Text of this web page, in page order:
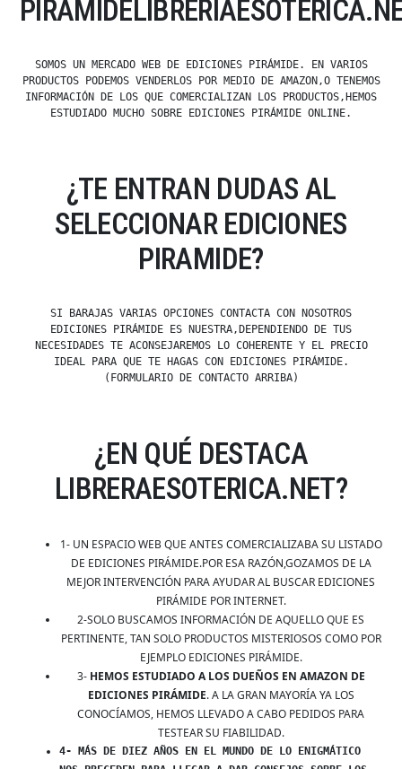
SOMOS UN MERCADO WEB DE EDICIONES PIRÁMIDE. EN VARIOS
PRODUCTOS PODEMOS VENDERLOS POR MEDIO DE AMAZON,O TENEMOS
INFORMACIÓN DE LOS QUE COMERCIALIZAN LOS PRODUCTOS,HEMOS
ESTUDIADO MUCHO SOBRE EDICIONES PIRÁMIDE ONLINE.
¿TE ENTRAN DUDAS AL
SELECCIONAR EDICIONES
PIRAMIDE?
SI BARAJAS VARIAS OPCIONES CONTACTA CON NOSOTROS
EDICIONES PIRÁMIDE ES NUESTRA,DEPENDIENDO DE TUS
NECESIDADES TE ACONSEJAREMOS LO COHERENTE Y EL PRECIO
IDEAL PARA QUE TE HAGAS CON EDICIONES PIRÁMIDE.
(FORMULARIO DE CONTACTO ARRIBA)
¿EN QUÉ DESTACA
LIBRERAESOTERICA.NET?
1- UN ESPACIO WEB QUE ANTES COMERCIALIZABA SU LISTADO
DE EDICIONES PIRÁMIDE.POR ESA RAZÓN,GOZAMOS DE LA
MEJOR INTERVENCIÓN PARA AYUDAR AL BUSCAR EDICIONES
PIRÁMIDE POR INTERNET.
2-SOLO BUSCAMOS INFORMACIÓN DE AQUELLO QUE ES
PERTINENTE, TAN SOLO PRODUCTOS MISTERIOSOS COMO POR
EJEMPLO EDICIONES PIRÁMIDE.
3- HEMOS ESTUDIADO A LOS DUEÑOS EN AMAZON DE
EDICIONES PIRÁMIDE. A LA GRAN MAYORÍA YA LOS
CONOCÍAMOS, HEMOS LLEVADO A CABO PEDIDOS PARA
TESTEAR SU FIABILIDAD.
4- MÁS DE DIEZ AÑOS EN EL MUNDO DE LO ENIGMÁTICO